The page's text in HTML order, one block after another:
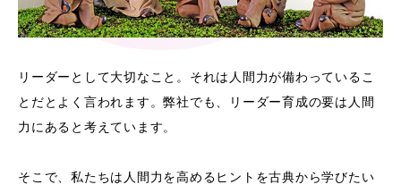
リーダーとして大切なこと。それは人間力が備わっているこ
とだとよく言われます。弊社でも、リーダー育成の要は人間
力にあると考えています。
そこで、私たちは人間力を高めるヒントを古典から学びたい